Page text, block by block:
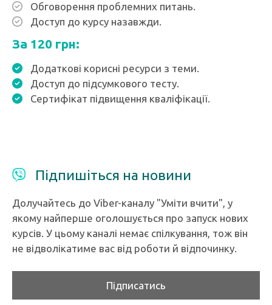
Обговорення проблемних питань.
Доступ до курсу назавжди.
За 120 грн:
Додаткові корисні ресурси з теми.
Доступ до підсумкового тесту.
Сертифікат підвищення кваліфікації.
Підпишіться на новини
Долучайтесь до Viber-каналу "Уміти вчити", у
якому найперше оголошується про запуск нових
курсів. У цьому каналі немає спілкування, тож він
не відволікатиме вас від роботи й відпочинку.
Підписатись